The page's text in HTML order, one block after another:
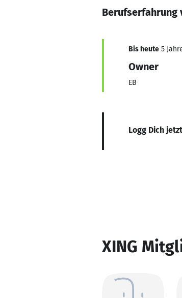
Berufserfahrung
Bis heute 5
Owner
EB
Logg Dich
XING